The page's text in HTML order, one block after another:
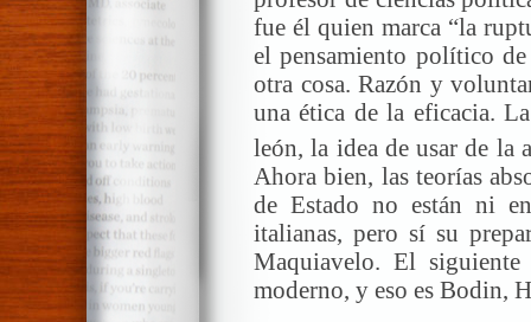
fue él quien marca “la
el pensamiento político
otra cosa. Razón y
una ética de la eficacia.
león, la idea de usar de la
Ahora bien, las teorías
de Estado no están ni
italianas, pero sí su
Maquiavelo. El siguiente
moderno, y eso es Bodin,